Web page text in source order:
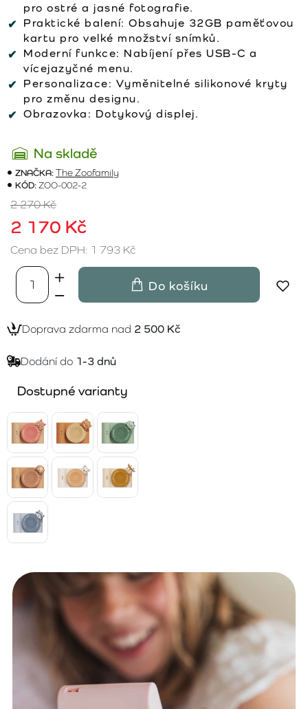
pro ostré a jasné fotografie.
Praktické balení: Obsahuje 32GB paměťovou
kartu pro velké množství snímků.
Moderní funkce: Nabíjení přes USB-C a
vícejazyčné menu.
Personalizace: Vyměnitelné silikonové kryty
pro změnu designu.
Obrazovka: Dotykový displej.
Na skladě
ZNAČKA:The Zoofamily
KÓD:ZOO-002-2
2 170 Kč
2 270 Kč
Cena bez DPH: 1 793 Kč
Do košíku
Doprava zdarma nad 2 500 Kč
Dodání do 1-3 dnů
Dostupné varianty